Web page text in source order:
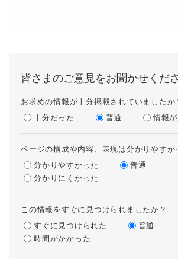
皆さまのご意見をお聞かせくだ
お求めの情報が十分掲載されていましたか
十分だった
普通 情報
ページの構成や内容、表現は分かりやすか
分かりやすかった
普通
分かりにくかった
この情報をすぐに見つけられましたか？
すぐに見つけられた
普通
時間がかかった